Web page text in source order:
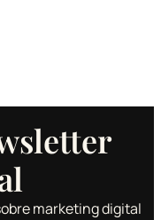
marketing digital